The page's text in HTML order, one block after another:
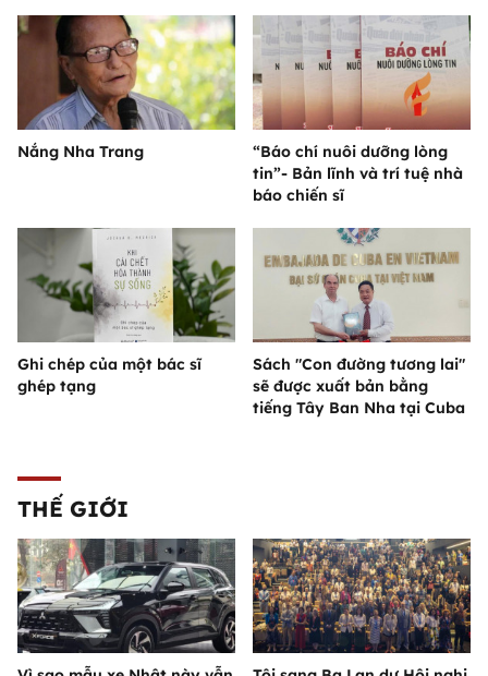
Nắng Nha Trang
“Báo chí nuôi dưỡng lòng
tin”- Bản lĩnh và trí tuệ nhà
báo chiến sĩ
Ghi chép của một bác sĩ
ghép tạng
Sách "Con đường tương lai"
sẽ được xuất bản bằng
tiếng Tây Ban Nha tại Cuba
THẾ GIỚI